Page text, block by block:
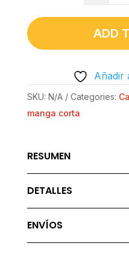
ADD
Añadir
SKU: N/A Categories:
manga corta
RESUMEN
DETALLES
ENVÍOS